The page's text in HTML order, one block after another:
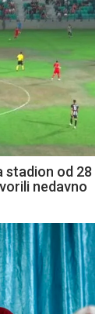
stadion od 28
nedavno